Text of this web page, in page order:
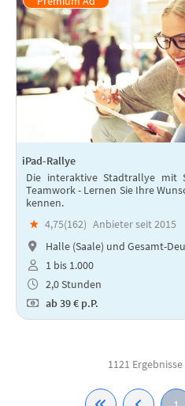
iPad-Rallye
Die interaktive Stadtrallye mit
Teamwork - Lernen Sie Ihre
kennen.
★ 4,75(162) Anbieter seit 2015
Halle (Saale) und Gesamt-
1 bis 1.000
2,0 Stunden
ab39 € p.P.
1121